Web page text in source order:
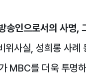
송인으로서의 사명,
위사실, 성희롱 사례
MBC를 더욱 투명